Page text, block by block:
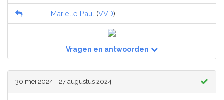
Mariëlle Paul (VVD)
Vragen en antwoorden
30 mei 2024 - 27 augustus 2024